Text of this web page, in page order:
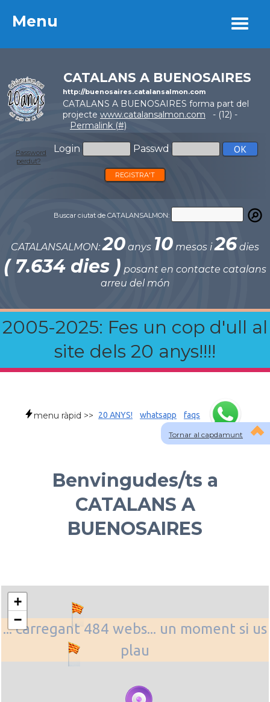
Menu
CATALANS A BUENOSAIRES
http://buenosaires.catalansalmon.com
CATALANS A BUENOSAIRES forma part del
projecte www.catalansalmon.com - (12) -
Permalink (#)
Login Passwd
Password
perdut?
REGISTRA'T
Buscar ciutat de CATALANSALMON:
CATALANSALMON:20 anys 10 mesos i26 dies
( 7.634 dies ) posant en contacte catalans
arreu del món
2005-2025: Fes un cop d'ull al
site dels 20 anys!!!!
Menu
Tornar al capdamunt
menu ràpid >> 20 ANYS! whatsapp faqs
Benvingudes/ts a
CATALANS A
BUENOSAIRES
... carregant 484 webs... un moment si us
plau
+
−